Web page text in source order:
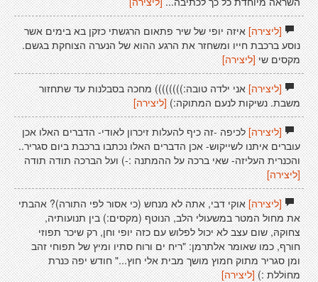
[ליצירה]איזה יופי של שיר פתאום הרגשתי כזקן בא בימים אשר
נוסע ברכבת חייו ומשחזר את הרגע ההוא של הנערה הצוחקת בגשם.
מקסים שי [ליצירה]
[ליצירה]אני ילדה טובה:)))))))) מחכה בסבלנות עד שתחזור
משבת. נשיקות לנעם המתוקה:)[ליצירה]
[ליצירה]לכיפה -זה כיף להעלות זיכרון לאודי- הדברים האלו אכן
עוברים איתנו לשייקוש- אכן הדברים האלו נכתבו ברכבת ביום סגריר..
והכנרית העליזה- שאי ברכה על ההמתנה :-) ועל הברכה תודה תודה
[ליצירה]
[ליצירה]אוקי דבי, אתה לא מנחש (כי אסור לפי התורה)? אהבתי
את מחול המטר במשעולי הלב, הנוטף (מקסים:) בין תנועותיה,
צחוקהּ, שום עצב לא יכול לפלוש עם כזה יופי וחן, רק שיכר תפוזי
חורף, כמו שאומר אלתרמן: "ריח ים ורוח סתיו ומיץ של תפוחי זהב
ומן סגריר מתוק חמוץ מושך מבית אלי חוץ..." חודש יפה כּנרת
מחוֹללת :)[ליצירה]